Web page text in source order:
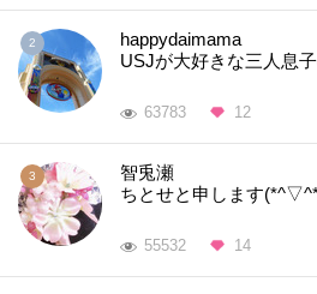
happydaimama
USJが大好きな三人息
63783 12
智兎瀬
ちとせと申します
55532 14